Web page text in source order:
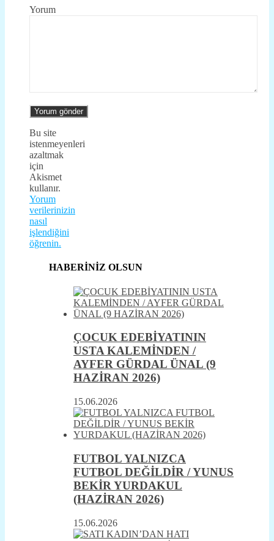
Yorum
Bu site
istenmeyenleri
azaltmak
için
Akismet
kullanır.
Yorum
verilerinizin
nasıl
işlendiğini
öğrenin.
HABERİNİZ OLSUN
ÇOCUK EDEBİYATININ
USTA KALEMİNDEN /
AYFER GÜRDAL ÜNAL (9
HAZİRAN 2026)
15.06.2026
FUTBOL YALNIZCA
FUTBOL DEĞİLDİR / YUNUS
BEKİR YURDAKUL
(HAZİRAN 2026)
15.06.2026